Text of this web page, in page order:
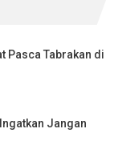
Pasca Tabrakan di
Jangan